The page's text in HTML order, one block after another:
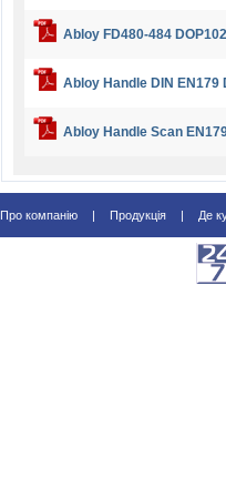
Abloy FD480-484
Abloy Handle DIN EN179
Abloy Handle Scan
Про компанію | Продукція | Де